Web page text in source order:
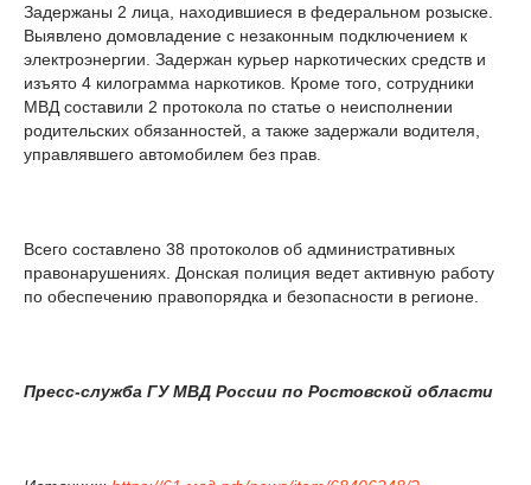
Задержаны 2 лица, находившиеся в федеральном розыске.
Выявлено домовладение с незаконным подключением к
электроэнергии. Задержан курьер наркотических средств и
изъято 4 килограмма наркотиков. Кроме того, сотрудники
МВД составили 2 протокола по статье о неисполнении
родительских обязанностей, а также задержали водителя,
управлявшего автомобилем без прав.
Всего составлено 38 протоколов об административных
правонарушениях. Донская полиция ведет активную работу
по обеспечению правопорядка и безопасности в регионе.
Пресс-служба ГУ МВД России по Ростовской области